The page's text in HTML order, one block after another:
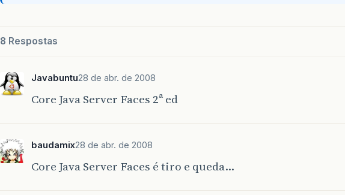
8 Respostas
Javabuntu28 de abr. de 2008
Core Java Server Faces 2ª ed
baudamix28 de abr. de 2008
Core Java Server Faces é tiro e queda…